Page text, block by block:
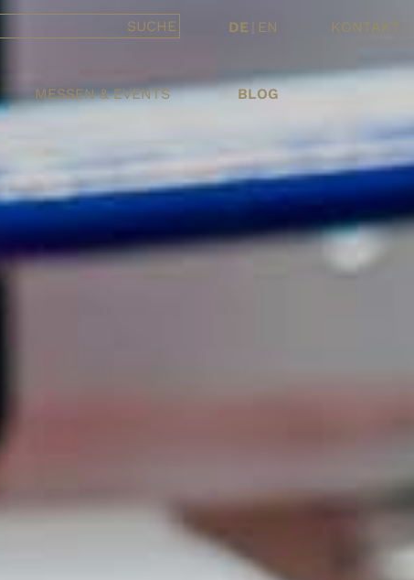
MESSEN & EVENTS BLOG
KONTAKT
DE EN